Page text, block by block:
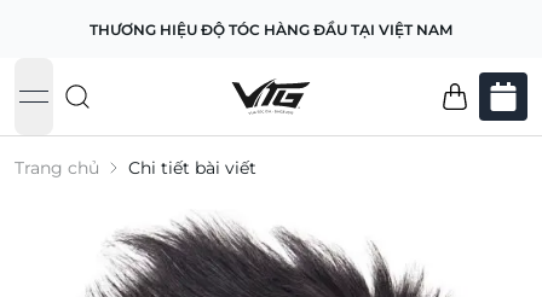
THƯƠNG HIỆU ĐỘ TÓC HÀNG ĐẦU TẠI VIỆT NAM
open navigation menu
Trang chủ Chi tiết bài viết